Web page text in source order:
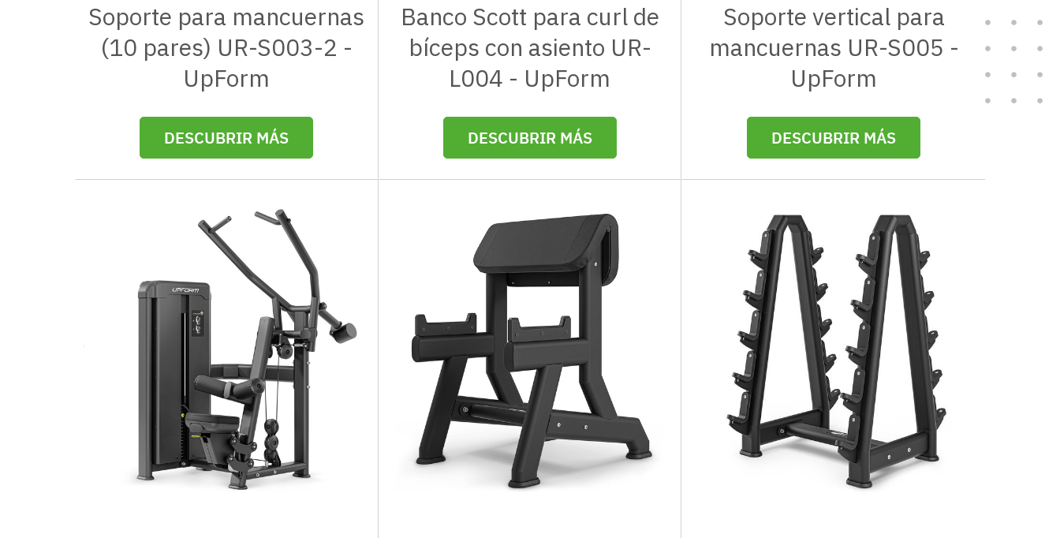
Soporte para mancuernas
(10 pares) UR-S003-2 -
UpForm
DESCUBRIR MÁS
Banco Scott para curl de
bíceps con asiento UR-
L004 - UpForm
DESCUBRIR MÁS
Soporte vertical para
mancuernas UR-S005 -
UpForm
DESCUBRIR MÁS